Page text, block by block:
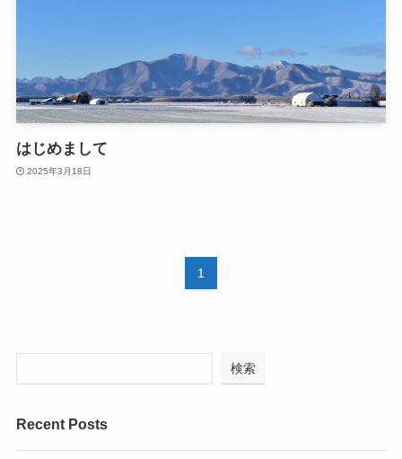
はじめまして
2025年3月18日
1
検索
Recent Posts